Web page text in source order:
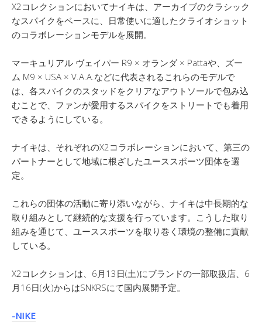
X2コレクションにおいてナイキは、アーカイブのクラシック
なスパイクをベースに、日常使いに適したクライオショット
のコラボレーションモデルを展開。
マーキュリアル ヴェイパー R9 × オランダ × Pattaや、ズー
ム M9 × USA × V.A.A.などに代表されるこれらのモデルで
は、各スパイクのスタッドをクリアなアウトソールで包み込
むことで、ファンが愛用するスパイクをストリートでも着用
できるようにしている。
ナイキは、それぞれのX2コラボレーションにおいて、第三の
パートナーとして地域に根ざしたユーススポーツ団体を選
定。
これらの団体の活動に寄り添いながら、ナイキは中長期的な
取り組みとして継続的な支援を行っています。こうした取り
組みを通じて、ユーススポーツを取り巻く環境の整備に貢献
している。
X2コレクションは、6月13日(土)にブランドの一部取扱店、6
月16日(火)からはSNKRSにて国内展開予定。
-NIKE